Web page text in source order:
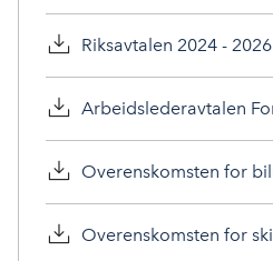
Riksavtalen 2024 - 2026
Overenskomsten for
Overenskomsten for